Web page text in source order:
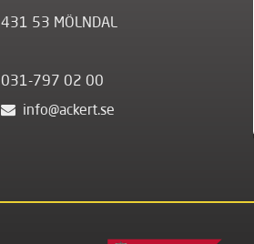
431 53 MÖLNDAL
031-797 02 00
info@ackert.se